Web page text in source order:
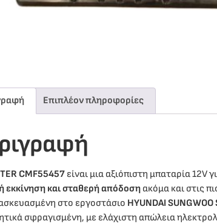
Επιπλέον πληροφορίες
CMF55457 είναι μια αξιόπιστη μπαταρία
εκκίνηση και σταθερή απόδοση ακόμα και στις
στο εργοστάσιο HYUNDAI SUNGWOO
σφραγισμένη, με ελάχιστη απώλεια